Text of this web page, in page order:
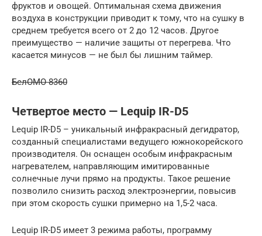
фруктов и овощей. Оптимальная схема движения
воздуха в конструкции приводит к тому, что на сушку в
среднем требуется всего от 2 до 12 часов. Другое
преимущество — наличие защиты от перегрева. Что
касается минусов — не был бы лишним таймер.
БелОМО 8360
Четвертое место — Lequip IR-D5
Lequip IR-D5 – уникальный инфракрасный дегидратор,
созданный специалистами ведущего южнокорейского
производителя. Он оснащен особым инфракрасным
нагревателем, направляющим имитированные
солнечные лучи прямо на продукты. Такое решение
позволило снизить расход электроэнергии, повысив
при этом скорость сушки примерно на 1,5-2 часа.
Lequip IR-D5 имеет 3 режима работы, программу